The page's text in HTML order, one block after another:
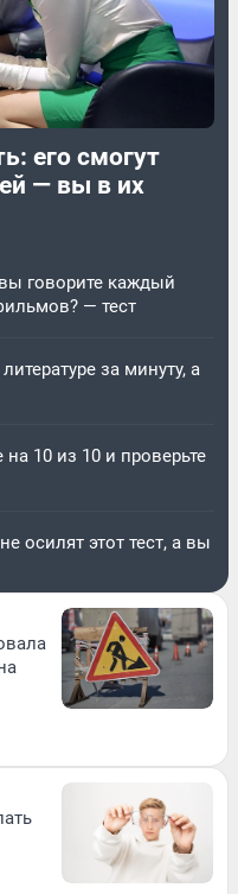
его смогут
— вы в их
говорите каждый
— тест
за минуту, а
10 из 10 и проверьте
осилят этот тест, а вы